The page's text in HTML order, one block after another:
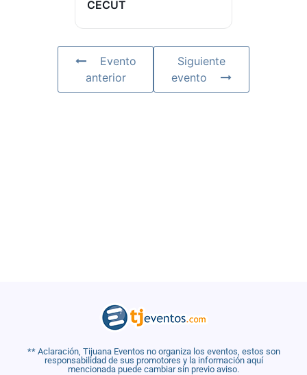
CECUT
Evento
anterior
Siguiente
evento
** Aclaración, Tijuana Eventos no organiza los eventos, estos son
responsabilidad de sus promotores y la información aquí
mencionada puede cambiar sin previo aviso.